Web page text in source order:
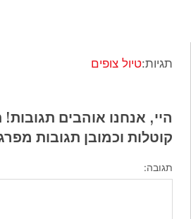
תגיות:טיול צופים
היי, אנחנו אוהבים תגובות!
קוטלות וכמובן תגובות
תגובה: